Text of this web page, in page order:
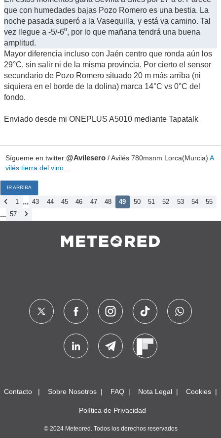
que con humedades bajas Pozo Romero es una bestia. La
noche pasada superó a la Vasequilla, y está va camino. Tal
vez llegue a -5/-6⁰, por lo que mañana tendrá una buena
amplitud.
Mayor diferencia incluso con Jaén centro que ronda aún los
29°C, sin salir ni de la misma provincia. Por cierto el sensor
secundario de Pozo Romero situado 20 m más arriba (ni
siquiera en el borde de la dolina) marca 14°C vs 0°C del
fondo.
Enviado desde mi ONEPLUS A5010 mediante Tapatalk
Sígueme en twitter:@Avilesero/ Avilés 780msnm Lorca(Murcia) A
vilés tierra del vino...
IR ARRIBA
1 ... 43 44 45 46 47 48 49 50 51 52 53 54 55
... 57
Contacto Sobre Nosotros FAQ Nota Legal Cookies
Política de Privacidad
© 2024 Meteored. Todos los derechos reservados